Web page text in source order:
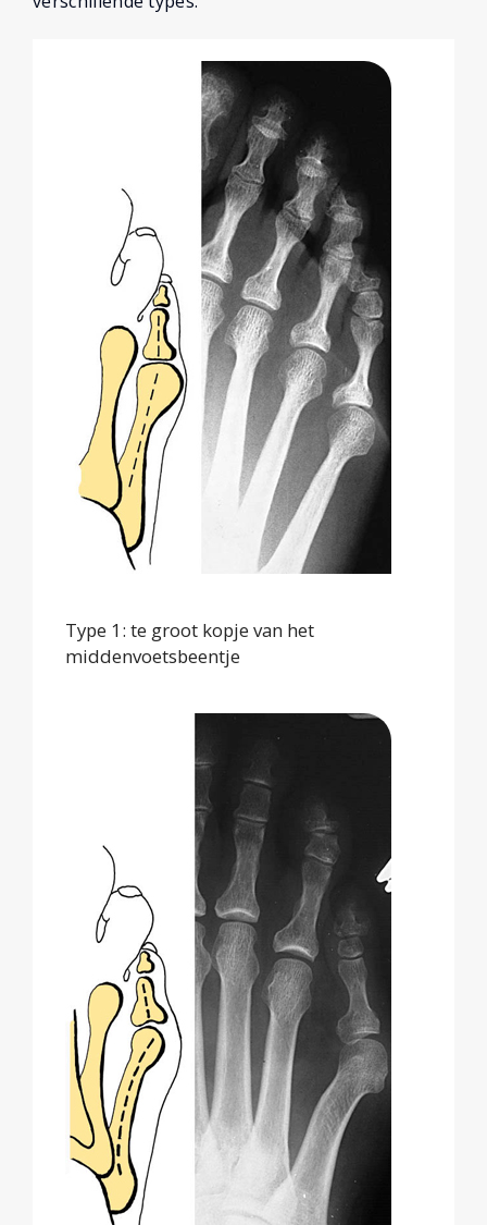
Type 1: te groot kopje van het
middenvoetsbeentje